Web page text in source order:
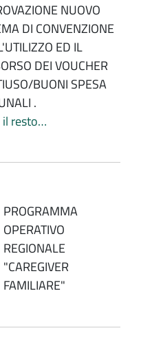
NUOVO
DI CONVENZIONE
ED IL
DEI VOUCHER
BUONI SPESA
.
il resto…
PROGRAMMA
OPERATIVO
REGIONALE
"CAREGIVER
FAMILIARE"